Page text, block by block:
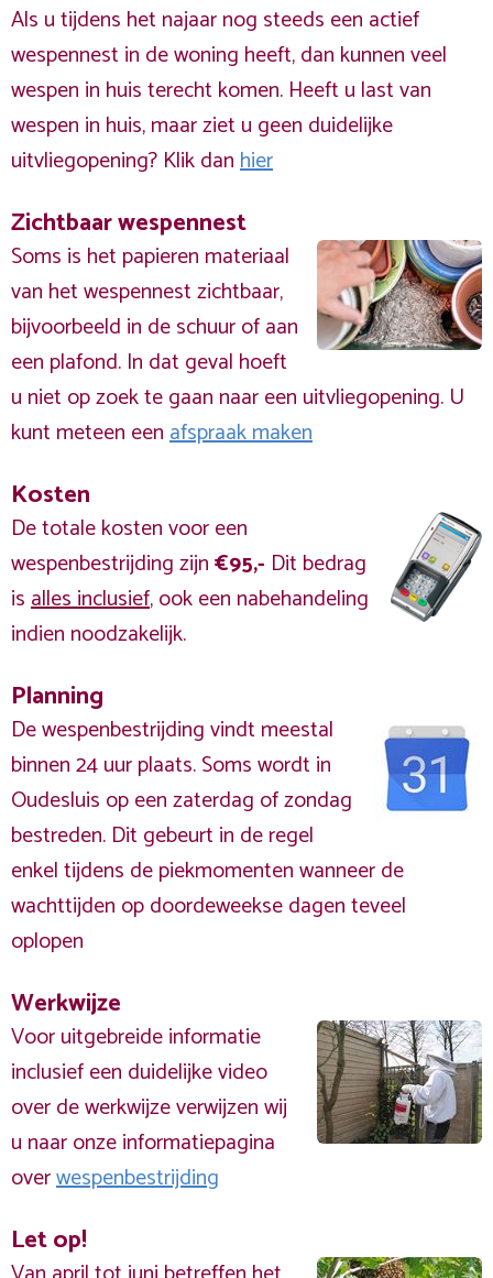
Als u tijdens het najaar nog steeds een actief
wespennest in de woning heeft, dan kunnen veel
wespen in huis terecht komen. Heeft u last van
wespen in huis, maar ziet u geen duidelijke
uitvliegopening? Klik danhier
Zichtbaar wespennest
Soms is het papieren materiaal
van het wespennest zichtbaar,
bijvoorbeeld in de schuur of aan
een plafond. In dat geval hoeft
u niet op zoek te gaan naar een uitvliegopening. U
kunt meteen eenafspraak maken
Kosten
De totale kosten voor een
wespenbestrijding zijn€95,- Dit bedrag
isalles inclusief, ook een nabehandeling
indien noodzakelijk.
Planning
De wespenbestrijding vindt meestal
binnen 24 uur plaats. Soms wordt in
Oudesluis op een zaterdag of zondag
bestreden. Dit gebeurt in de regel
enkel tijdens de piekmomenten wanneer de
wachttijden op doordeweekse dagen teveel
oplopen
Werkwijze
Voor uitgebreide informatie
inclusief een duidelijke video
over de werkwijze verwijzen wij
u naar onze informatiepagina
overwespenbestrijding
Let op!